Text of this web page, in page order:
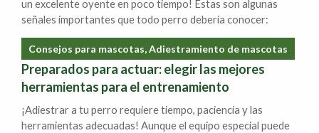
un excelente oyente en poco tiempo! Estas son algunas
señales importantes que todo perro debería conocer:
Consejos para mascotas, Adiestramiento de mascotas
Preparados para actuar: elegir las mejores
herramientas para el entrenamiento
¡Adiestrar a tu perro requiere tiempo, paciencia y las
herramientas adecuadas! Aunque el equipo especial puede